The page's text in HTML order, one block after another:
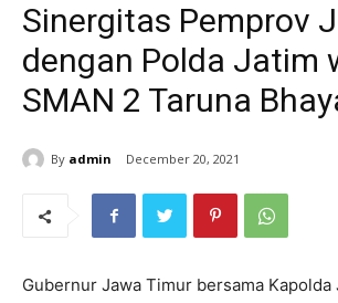
Sinergitas Pemprov
dengan Polda Jatim
SMAN 2 Taruna
By admin December 20, 2021
Gubernur Jawa Timur bersama Kapolda